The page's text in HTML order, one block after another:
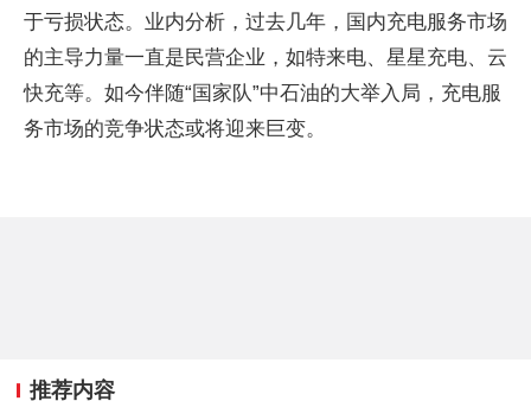
于亏损状态。业内分析，过去几年，国内充电服务市场
的主导力量一直是民营企业，如特来电、星星充电、云
快充等。如今伴随“国家队”中石油的大举入局，充电服
务市场的竞争状态或将迎来巨变。
推荐内容